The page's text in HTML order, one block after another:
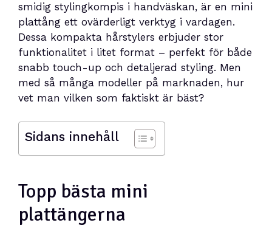
smidig stylingkompis i handväskan, är en mini
plattång ett ovärderligt verktyg i vardagen.
Dessa kompakta hårstylers erbjuder stor
funktionalitet i litet format – perfekt för både
snabb touch-up och detaljerad styling. Men
med så många modeller på marknaden, hur
vet man vilken som faktiskt är bäst?
Sidans innehåll
Topp bästa mini
plattängerna